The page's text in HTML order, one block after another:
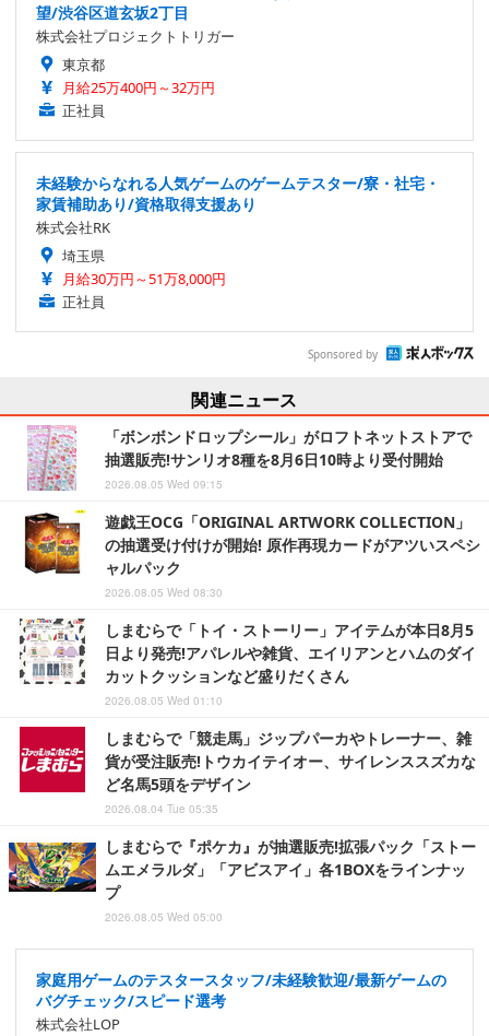
望/渋谷区道玄坂2丁目
株式会社プロジェクトトリガー
東京都
月給25万400円～32万円
正社員
未経験からなれる人気ゲームのゲームテスター/寮・社宅・
家賃補助あり/資格取得支援あり
株式会社RK
埼玉県
月給30万円～51万8,000円
正社員
Sponsored by
関連ニュース
「ボンボンドロップシール」がロフトネットストアで
抽選販売!サンリオ8種を8月6日10時より受付開始
2026.08.05 Wed 09:15
遊戯王OCG「ORIGINAL ARTWORK COLLECTION」
の抽選受け付けが開始! 原作再現カードがアツいスペシ
ャルパック
2026.08.05 Wed 08:30
しまむらで「トイ・ストーリー」アイテムが本日8月5
日より発売!アパレルや雑貨、エイリアンとハムのダイ
カットクッションなど盛りだくさん
2026.08.05 Wed 01:10
しまむらで「競走馬」ジップパーカやトレーナー、雑
貨が受注販売!トウカイテイオー、サイレンススズカな
ど名馬5頭をデザイン
2026.08.04 Tue 05:35
しまむらで『ポケカ』が抽選販売!拡張パック「ストー
ムエメラルダ」「アビスアイ」各1BOXをラインナッ
プ
2026.08.05 Wed 05:00
家庭用ゲームのテスタースタッフ/未経験歓迎/最新ゲームの
バグチェック/スピード選考
株式会社LOP